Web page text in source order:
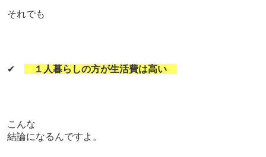
それでも
✔ １人暮らしの方が生活費は高い
こんな
結論になるんですよ。